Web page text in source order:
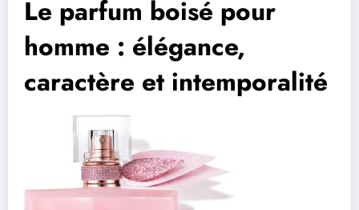
Le parfum boisé pour
homme : élégance,
caractère et intemporalité